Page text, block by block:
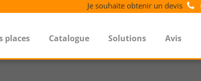
Je souhaite obtenir un devis
places Catalogue Solutions Avis